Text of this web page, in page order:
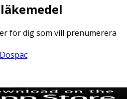
för dig som vill prenumerera